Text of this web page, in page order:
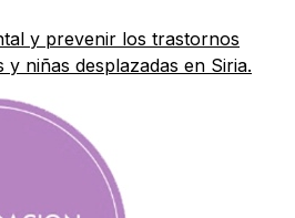
y prevenir los trastornos
y niñas desplazadas en Siria.